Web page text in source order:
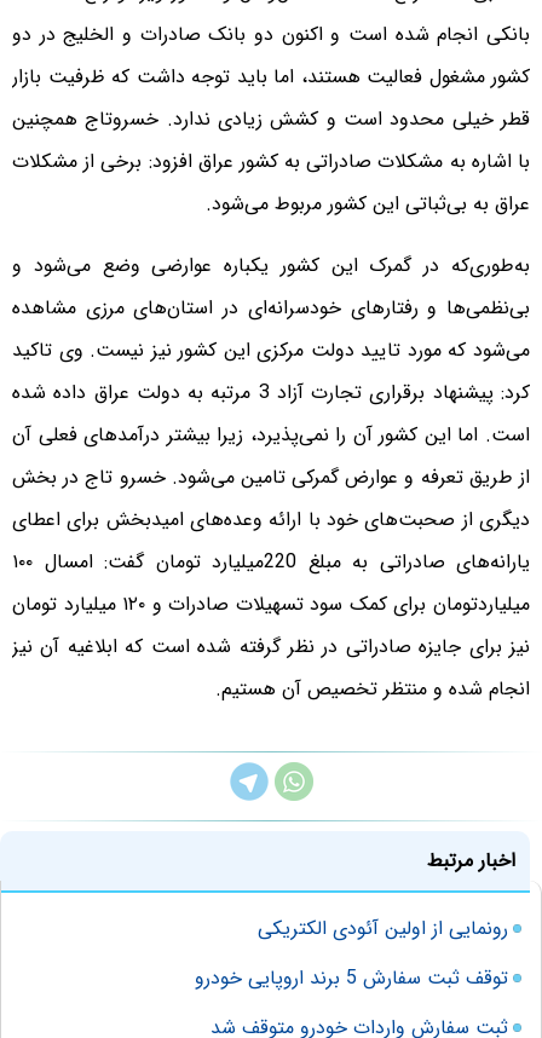
بانکی انجام شده است و اکنون دو بانک صادرات و الخلیج در دو
کشور مشغول فعالیت هستند، اما باید توجه داشت که ظرفیت بازار
قطر خیلی محدود است و کشش زیادی ندارد. خسروتاج همچنین
با اشاره به مشکلات صادراتی به کشور عراق افزود: برخی از مشکلات
عراق به بی‌ثباتی این کشور مربوط می‌شود.
به‌طوری‌که در گمرک این کشور یکباره عوارضی وضع می‌شود و
بی‌نظمی‌ها و رفتارهای خودسرانه‌ای در استان‌های مرزی مشاهده
می‌شود که مورد تایید دولت مرکزی این کشور نیز نیست. وی تاکید
کرد: پیشنهاد برقراری تجارت آزاد 3 مرتبه به دولت عراق داده شده
است. اما این کشور آن را نمی‌پذیرد، زیرا بیشتر درآمدهای فعلی آن
از طریق تعرفه و عوارض گمرکی تامین می‌شود. خسرو تاج در بخش
دیگری از صحبت‌های خود با ارائه وعده‌های امیدبخش برای اعطای
یارانه‌های صادراتی به مبلغ 220میلیارد تومان گفت: امسال ۱۰۰
میلیاردتومان برای کمک سود تسهیلات صادرات و ۱۲۰ میلیارد تومان
نیز برای جایزه صادراتی در نظر گرفته شده است که ابلاغیه آن نیز
انجام شده و منتظر تخصیص آن هستیم.
اخبار مرتبط
رونمایی از اولین آئودی الکتریکی
توقف ثبت سفارش 5 برند اروپایی خودرو
ثبت سفارش واردات خودرو متوقف شد